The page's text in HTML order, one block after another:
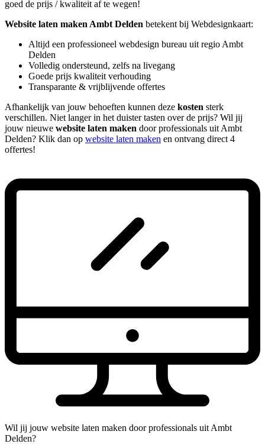
goed de prijs / kwaliteit af te wegen!
Website laten maken Ambt Delden betekent bij Webdesignkaart:
Altijd een professioneel webdesign bureau uit regio Ambt
Delden
Volledig ondersteund, zelfs na livegang
Goede prijs kwaliteit verhouding
Transparante & vrijblijvende offertes
Afhankelijk van jouw behoeften kunnen deze kosten sterk
verschillen. Niet langer in het duister tasten over de prijs? Wil jij
jouw nieuwe website laten maken door professionals uit Ambt
Delden? Klik dan op website laten maken en ontvang direct 4
offertes!
Wil jij jouw website laten maken door professionals uit Ambt
Delden?